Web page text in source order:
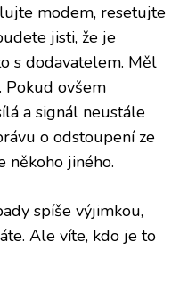
modem, resetujte
jisti, že je
s dodavatelem. Měl
Pokud ovšem
a signál neustále
o odstoupení ze
někoho jiného.
spíše výjimkou,
Ale víte, kdo je to